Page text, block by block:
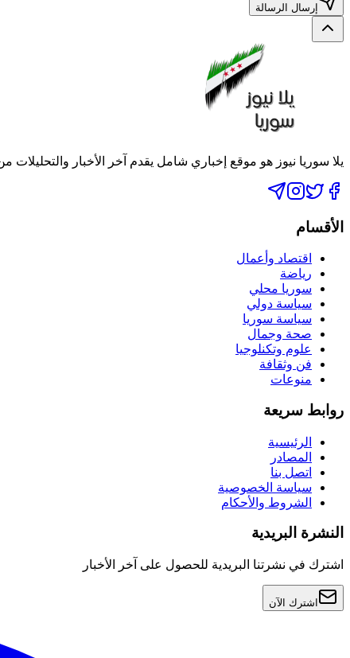
إرسال الرسالة
يلا سوريا نيوز هو موقع إخباري شامل يقدم آخر الأخبار
الأقسام
اقتصاد وأعمال
رياضة
سوريا محلي
سياسة دولي
سياسة سوريا
صحة وجمال
علوم وتكنلوجيا
فن وثقافة
منوعات
روابط سريعة
الرئيسية
المصادر
اتصل بنا
سياسة الخصوصية
الشروط والأحكام
النشرة البريدية
اشترك في نشرتنا البريدية للحصول على آخر الأخبار
اشترك الآن